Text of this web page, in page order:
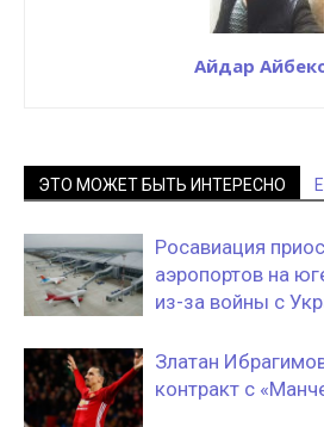
Айдар
ЭТО МОЖЕТ БЫТЬ ИНТЕРЕСНО
Росавиация
аэропортов на
из-за войны с
Златан
контракт с